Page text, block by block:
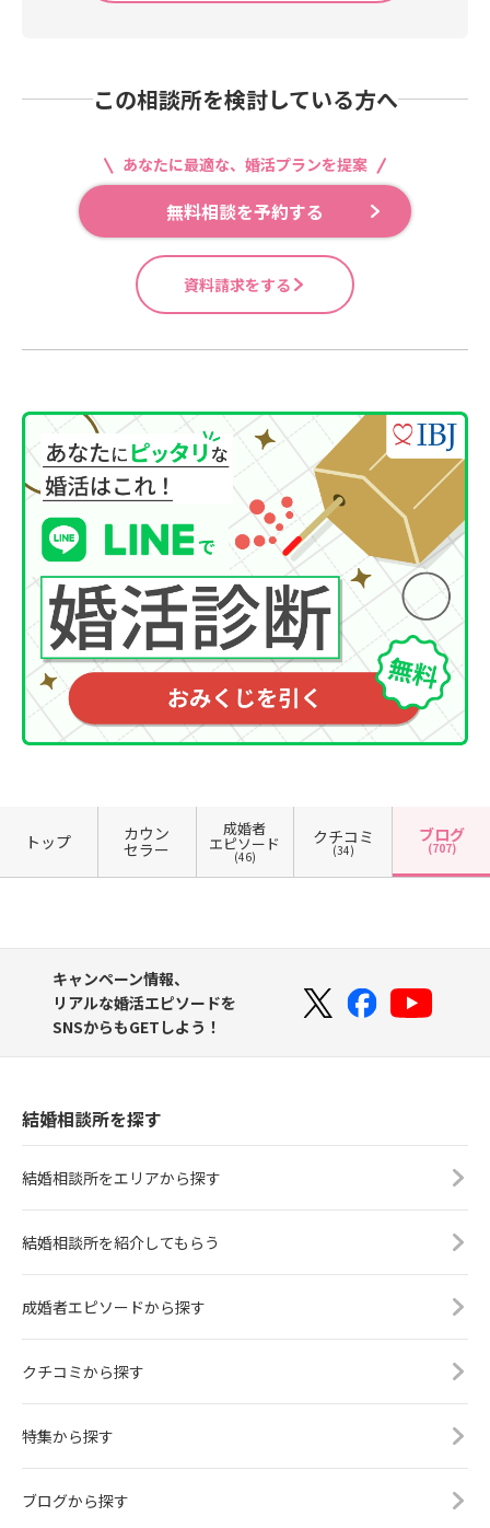
この相談所を検討している方へ
あなたに最適な、婚活プランを提案
無料相談を予約する
資料請求をする
トップ カウン
セラー
成婚者
エピソード
(46)
クチコミ
(34)
ブログ
(707)
キャンペーン情報、
リアルな婚活エピソードを
SNSからもGETしよう！
結婚相談所を探す
結婚相談所をエリアから探す
結婚相談所を紹介してもらう
成婚者エピソードから探す
クチコミから探す
特集から探す
ブログから探す